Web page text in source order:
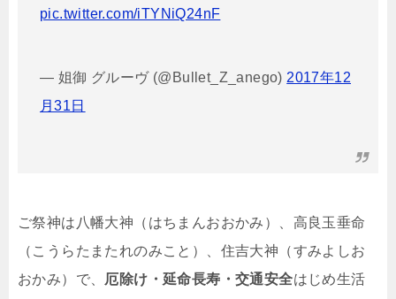
pic.twitter.com/iTYNiQ24nF
— 姐御 グルーヴ (@Bullet_Z_anego) 2017年12
月31日
ご祭神は八幡大神（はちまんおおかみ）、高良玉垂命
（こうらたまたれのみこと）、住吉大神（すみよしお
おかみ）で、 厄除け・延命長寿・交通安全はじめ生活